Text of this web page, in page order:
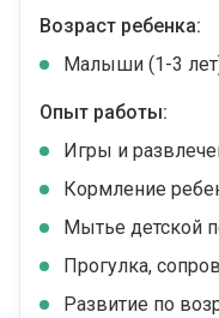
Возраст ребенка:
Малыши (1-3
Опыт работы:
Игры и
Кормление
Мытье детской
Прогулка,
Развитие по